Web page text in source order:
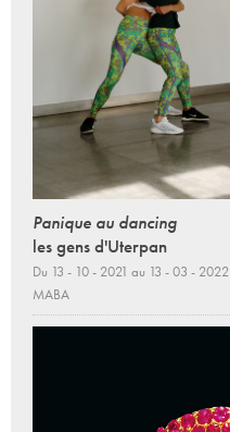
Panique au dancing
les gens d'Uterpan
Du 13 - 10 - 2021 au 13 - 03 - 2022
MABA